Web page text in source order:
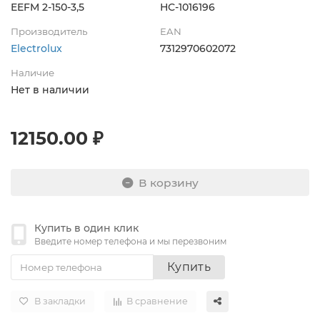
EEFM 2-150-3,5 НС-1016196
Производитель
Electrolux
EAN
7312970602072
Наличие
Нет в наличии
12150.00 ₽
В корзину
Купить в один клик
Введите номер телефона и мы перезвоним
Купить
В закладки В сравнение